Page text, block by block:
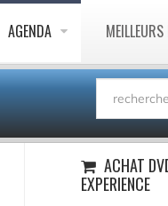
AGENDA
ACHAT
EXPERIENCE